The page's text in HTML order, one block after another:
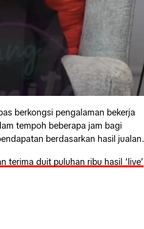
berkongsi pengalaman bekerja
tempoh beberapa jam bagi
berdasarkan hasil jualan.
terima duit puluhan ribu hasil ‘live’